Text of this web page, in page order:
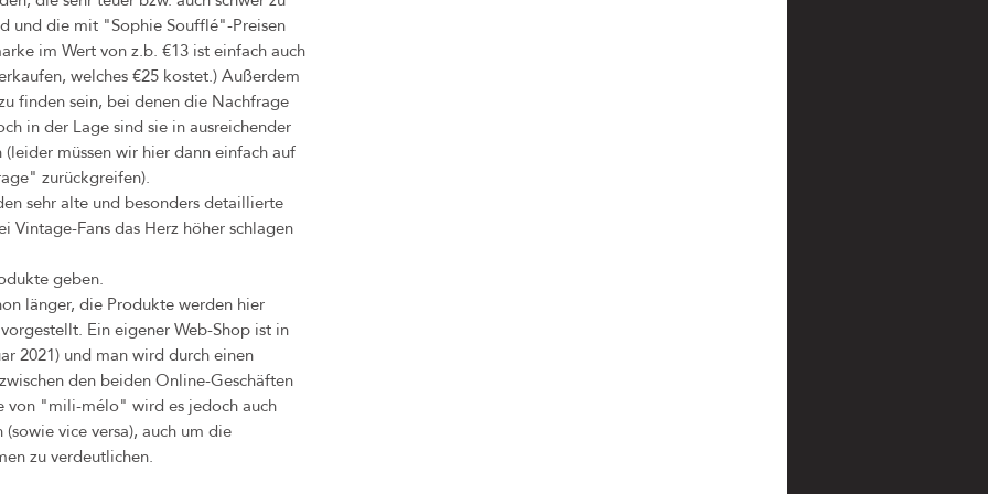
und die mit "Sophie Soufflé"-Preisen
im Wert von z.b. €13 ist einfach auch
welches €25 kostet.) Außerdem
finden sein, bei denen die Nachfrage
in der Lage sind sie in ausreichender
müssen wir hier dann einfach auf
zurückgreifen).
sehr alte und besonders detaillierte
Fans das Herz höher schlagen
geben.
länger, die Produkte werden hier
Ein eigener Web-Shop ist in
2021) und man wird durch einen
den beiden Online-Geschäften
von "mili-mélo" wird es jedoch auch
vice versa), auch um die
zu verdeutlichen.